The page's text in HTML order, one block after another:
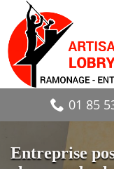
01 85
Entreprise